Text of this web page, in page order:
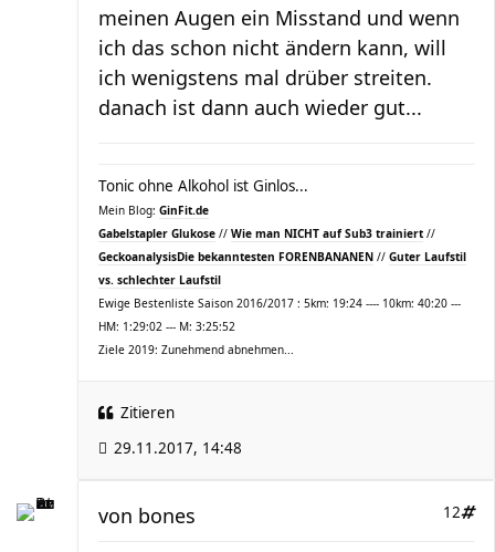
meinen Augen ein Misstand und wenn
ich das schon nicht ändern kann, will
ich wenigstens mal drüber streiten.
danach ist dann auch wieder gut...
Tonic ohne Alkohol ist Ginlos...
Mein Blog: GinFit.de
Gabelstapler Glukose // Wie man NICHT auf Sub3 trainiert //
GeckoanalysisDie bekanntesten FORENBANANEN // Guter Laufstil
vs. schlechter Laufstil
Ewige Bestenliste Saison 2016/2017 : 5km: 19:24 ---- 10km: 40:20 ---
HM: 1:29:02 --- M: 3:25:52
Ziele 2019: Zunehmend abnehmen...
Zitieren
29.11.2017, 14:48
12
von bones